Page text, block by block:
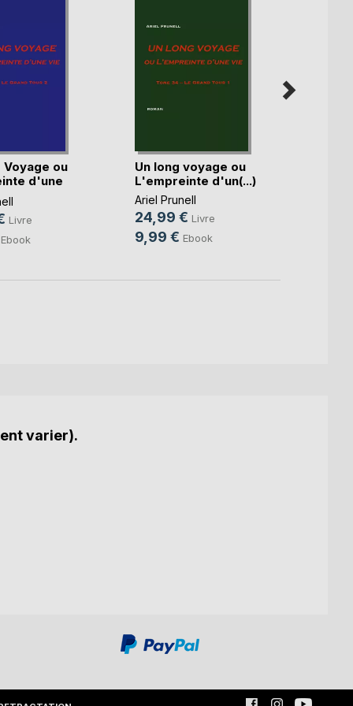
Voyage ou
d'une
Livre
Ebook
Un long voyage ou
L'empreinte d'un(...)
Ariel Prunell
24,99 € Livre
9,99 € Ebook
varier).